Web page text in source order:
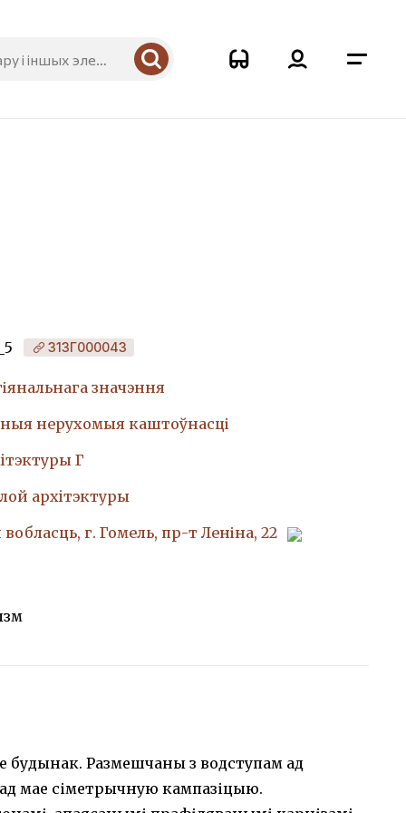
313Г000043
значэння
нерухомыя каштоўнасці
Г
архiтэктуры
г. Гомель, пр-т Леніна, 22
будынак. Размешчаны з водступам ад
мае сіметрычную кампазіцыю.